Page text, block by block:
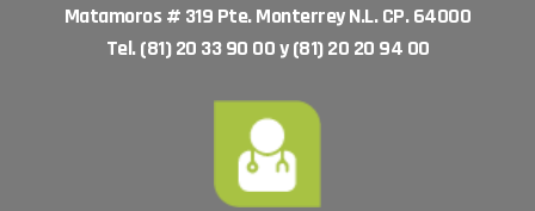
Matamoros # 319 Pte. Monterrey N.L. CP. 64000
Tel. (81) 20 33 90 00 y (81) 20 20 94 00